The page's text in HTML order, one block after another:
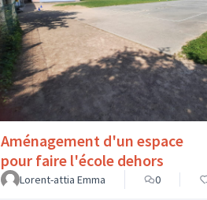
Aménagement d'un espace
pour faire l'école dehors
Lorent-attia Emma
0